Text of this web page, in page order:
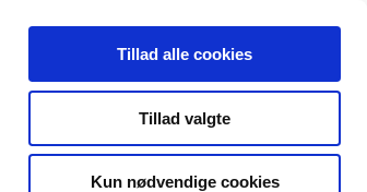
Tillad alle cookies
Tillad valgte
Kun nødvendige cookies
Særlige
produktområder